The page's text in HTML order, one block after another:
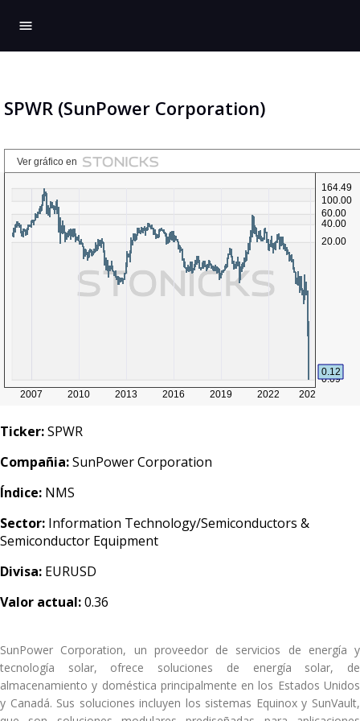
menu
SPWR (SunPower Corporation)
Ticker:SPWR
Compañia:SunPower Corporation
Índice: NMS
Sector: Information Technology/Semiconductors &
Semiconductor Equipment
Divisa: EURUSD
Valor actual:0.36
SunPower Corporation, un proveedor de servicios de energía y
tecnología solar, ofrece soluciones de energía solar, de
almacenamiento y doméstica principalmente en los Estados Unidos
y Canadá. Sus soluciones incluyen los sistemas Equinox y SunVault,